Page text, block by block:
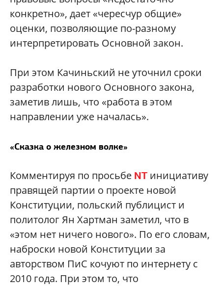
конкретно», дает «чересчур общие»
оценки, позволяющие по-разному
интерпретировать Основной закон.
При этом Качиньский не уточнил сроки
разработки нового Основного закона,
заметив лишь, что «работа в этом
направлении уже началась».
«Сказка о железном волке»
Комментируя по просьбе NT инициативу
правящей партии о проекте новой
Конституции, польский публицист и
политолог Ян Хартман заметил, что в
«этом нет ничего нового». По его словам,
наброски новой Конституции за
авторством ПиС кочуют по интернету с
2010 года. При этом то, что